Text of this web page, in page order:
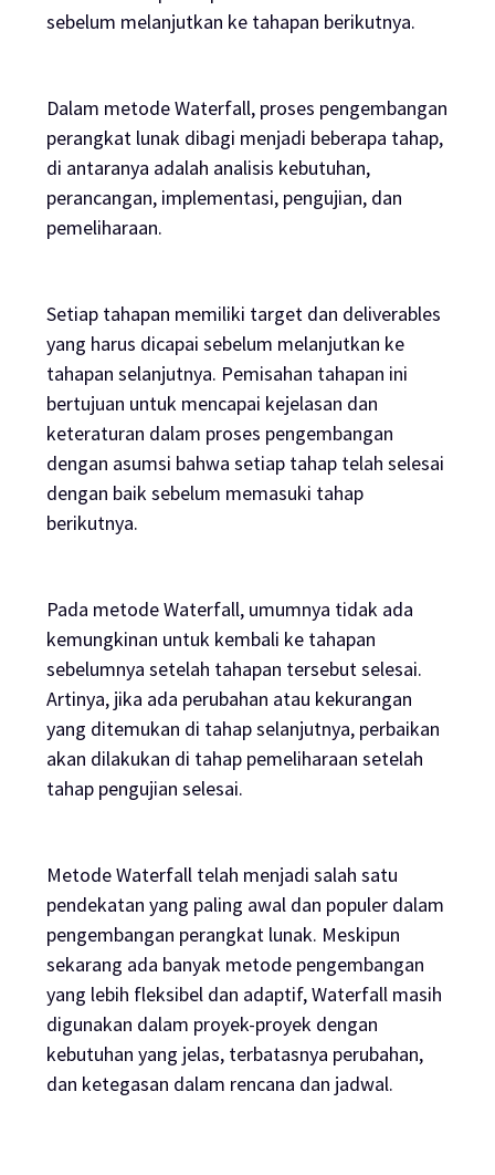
sebelum melanjutkan ke tahapan berikutnya.
Dalam metode Waterfall, proses pengembangan
perangkat lunak dibagi menjadi beberapa tahap,
di antaranya adalah analisis kebutuhan,
perancangan, implementasi, pengujian, dan
pemeliharaan.
Setiap tahapan memiliki target dan deliverables
yang harus dicapai sebelum melanjutkan ke
tahapan selanjutnya. Pemisahan tahapan ini
bertujuan untuk mencapai kejelasan dan
keteraturan dalam proses pengembangan
dengan asumsi bahwa setiap tahap telah selesai
dengan baik sebelum memasuki tahap
berikutnya.
Pada metode Waterfall, umumnya tidak ada
kemungkinan untuk kembali ke tahapan
sebelumnya setelah tahapan tersebut selesai.
Artinya, jika ada perubahan atau kekurangan
yang ditemukan di tahap selanjutnya, perbaikan
akan dilakukan di tahap pemeliharaan setelah
tahap pengujian selesai.
Metode Waterfall telah menjadi salah satu
pendekatan yang paling awal dan populer dalam
pengembangan perangkat lunak. Meskipun
sekarang ada banyak metode pengembangan
yang lebih fleksibel dan adaptif, Waterfall masih
digunakan dalam proyek-proyek dengan
kebutuhan yang jelas, terbatasnya perubahan,
dan ketegasan dalam rencana dan jadwal.